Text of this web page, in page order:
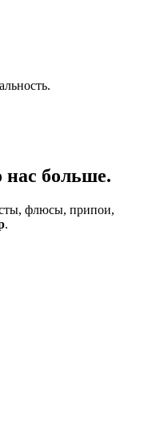
нас больше.
флюсы, припои,
.